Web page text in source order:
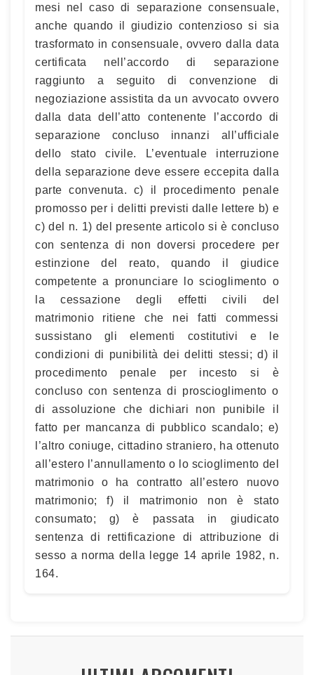
mesi nel caso di separazione consensuale,
anche quando il giudizio contenzioso si sia
trasformato in consensuale, ovvero dalla data
certificata nell’accordo di separazione
raggiunto a seguito di convenzione di
negoziazione assistita da un avvocato ovvero
dalla data dell’atto contenente l’accordo di
separazione concluso innanzi all’ufficiale
dello stato civile. L’eventuale interruzione
della separazione deve essere eccepita dalla
parte convenuta. c) il procedimento penale
promosso per i delitti previsti dalle lettere b) e
c) del n. 1) del presente articolo si è concluso
con sentenza di non doversi procedere per
estinzione del reato, quando il giudice
competente a pronunciare lo scioglimento o
la cessazione degli effetti civili del
matrimonio ritiene che nei fatti commessi
sussistano gli elementi costitutivi e le
condizioni di punibilità dei delitti stessi; d) il
procedimento penale per incesto si è
concluso con sentenza di proscioglimento o
di assoluzione che dichiari non punibile il
fatto per mancanza di pubblico scandalo; e)
l’altro coniuge, cittadino straniero, ha ottenuto
all’estero l’annullamento o lo scioglimento del
matrimonio o ha contratto all’estero nuovo
matrimonio; f) il matrimonio non è stato
consumato; g) è passata in giudicato
sentenza di rettificazione di attribuzione di
sesso a norma della legge 14 aprile 1982, n.
164.